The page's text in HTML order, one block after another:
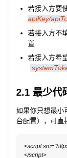
若接入方要
apiKey/
若接入方不
置
若接入方希
2.1 最少代
如果你只想最小
台配置），可直
<script
</script>